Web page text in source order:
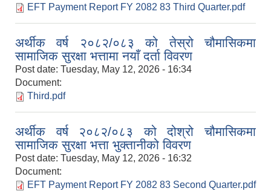
EFT Payment Report FY 2082 83 Third Quarter.pdf
अर्थीक वर्ष २०८२/०८३ को तेस्रो चौमासिकमा
सामाजिक सुरक्षा भत्तामा नयाँ दर्ता विवरण
Post date: Tuesday, May 12, 2026 - 16:34
Document:
Third.pdf
अर्थीक वर्ष २०८२/०८३ को दोश्रो चौमासिकमा
सामाजिक सुरक्षा भत्ता भुक्तानीको विवरण
Post date: Tuesday, May 12, 2026 - 16:32
Document:
EFT Payment Report FY 2082 83 Second Quarter.pdf